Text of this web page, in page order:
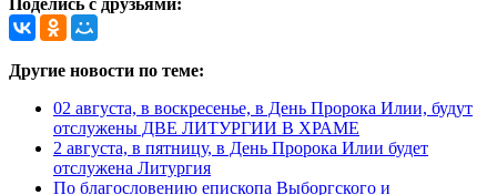
Поделись с друзьями:
Другие новости по теме:
02 августа, в воскресенье, в День Пророка Илии, будут
отслужены ДВЕ ЛИТУРГИИ В ХРАМЕ
2 августа, в пятницу, в День Пророка Илии будет
отслужена Литургия
По благословению епископа Выборгского и